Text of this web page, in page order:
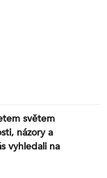
světem
názory a
vyhledali na